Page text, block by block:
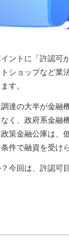
ントに「許認可
ショップなど業
す。
達の大半が金融
く、政府系金融
策金融公庫は、
件で融資を受け
今回は、許認可